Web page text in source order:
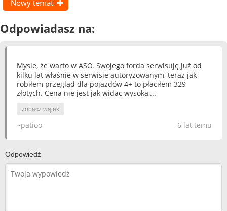
Nowy temat
Odpowiadasz na:
Mysle, że warto w ASO. Swojego forda serwisuję już od
kilku lat właśnie w serwisie autoryzowanym, teraz jak
robiłem przegląd dla pojazdów 4+ to płaciłem 329
złotych. Cena nie jest jak widac wysoka,...
zobacz wątek
6 lat temu
~patioo
Odpowiedź